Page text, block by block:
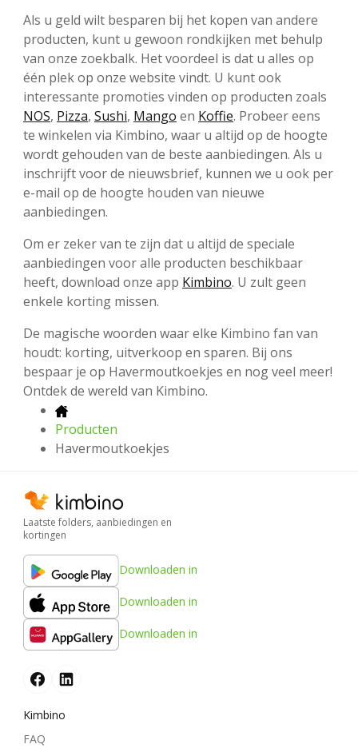
Als u geld wilt besparen bij het kopen van andere
producten, kunt u gewoon rondkijken met behulp
van onze zoekbalk. Het voordeel is dat u alles op
één plek op onze website vindt. U kunt ook
interessante promoties vinden op producten zoals
NOS, Pizza, Sushi, Mango en Koffie. Probeer eens
te winkelen via Kimbino, waar u altijd op de hoogte
wordt gehouden van de beste aanbiedingen. Als u
inschrijft voor de nieuwsbrief, kunnen we u ook per
e-mail op de hoogte houden van nieuwe
aanbiedingen.
Om er zeker van te zijn dat u altijd de speciale
aanbiedingen voor alle producten beschikbaar
heeft, download onze app Kimbino. U zult geen
enkele korting missen.
De magische woorden waar elke Kimbino fan van
houdt: korting, uitverkoop en sparen. Bij ons
bespaar je op Havermoutkoekjes en nog veel meer!
Ontdek de wereld van Kimbino.
Producten
Havermoutkoekjes
Laatste folders, aanbiedingen en
kortingen
Downloaden in
Downloaden in
Downloaden in
Kimbino
FAQ